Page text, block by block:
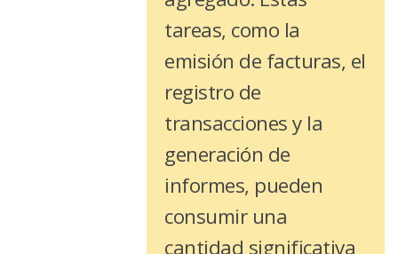
tareas, como la
emisión de facturas, el
registro de
transacciones y la
generación de
informes, pueden
consumir una
cantidad significativa